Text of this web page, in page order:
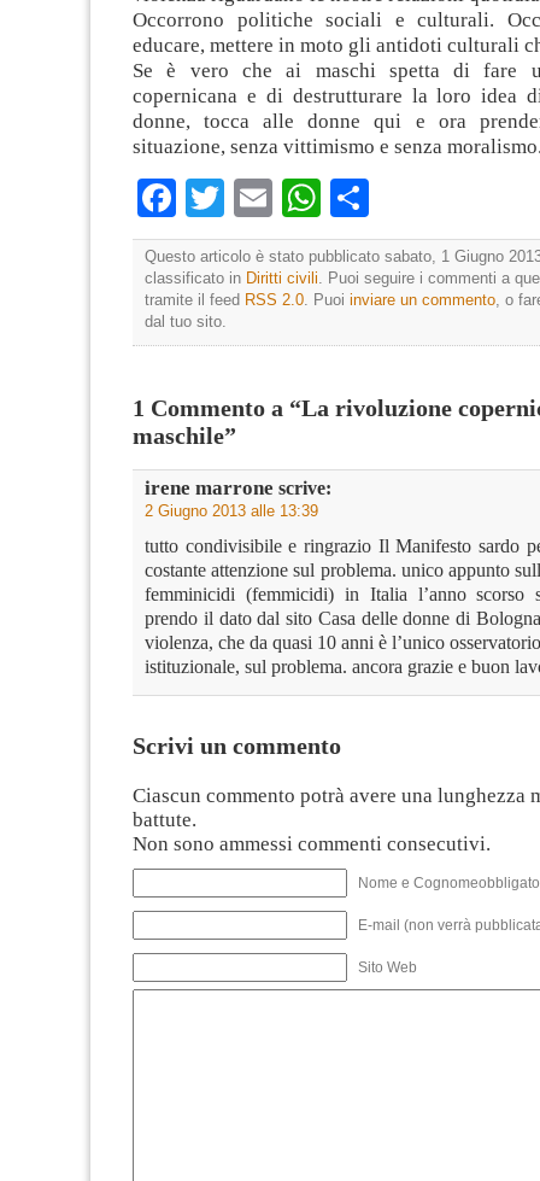
Occorrono politiche sociali e culturali.
educare, mettere in moto gli antidoti culturali
Se è vero che ai maschi spetta di fare
copernicana e di destrutturare la loro idea
donne, tocca alle donne qui e ora
situazione, senza vittimismo e senza
Facebook
TwitterEmailWhatsApp
Questo articolo è stato pubblicato sabato, 1 Giugno
classificato in Diritti civili. Puoi seguire i commenti a
tramite il feed RSS 2.0. Puoi inviare un commento, o
dal tuo sito.
1 Commento a “La rivoluzione
maschile”
irene marrone scrive:
2 Giugno 2013 alle 13:39
tutto condivisibile e ringrazio Il Manifesto sardo
costante attenzione sul problema. unico appunto
femminicidi (femmicidi) in Italia l’anno scorso
prendo il dato dal sito Casa delle donne di
violenza, che da quasi 10 anni è l’unico
istituzionale, sul problema. ancora grazie e buon
Scrivi un commento
Ciascun commento potrà avere una lunghezza
battute.
Non sono ammessi commenti consecutivi.
Nome e
E-mail (non verrà
Sito Web